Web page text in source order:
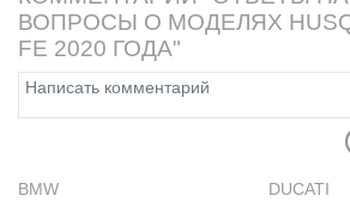
ВОПРОСЫ О МОДЕЛЯХ
FE 2020 ГОДА"
BMW
DUCATI